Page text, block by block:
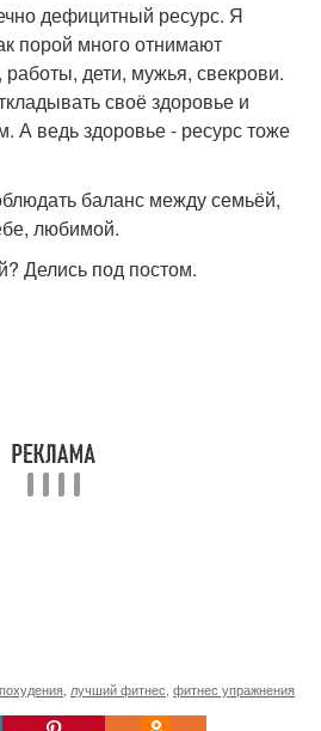
дефицитный ресурс. Я
порой много отнимают
дети, мужья, свекрови.
своё здоровье и
А ведь здоровье - ресурс тоже
баланс между семьёй,
любимой.
Делись под постом.
лучший фитнес фитнес упражнения